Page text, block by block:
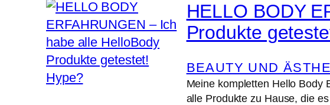
HELLO BODY
Produkte
BEAUTY UND
Meine kompletten Hello Body
alle Produkte zu Hause, die